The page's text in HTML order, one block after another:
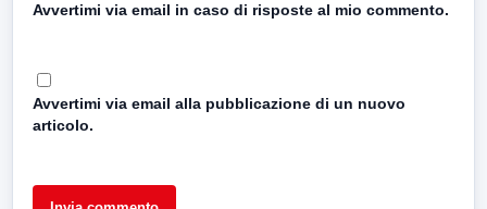
Avvertimi via email in caso di risposte al mio commento.
Avvertimi via email alla pubblicazione di un nuovo
articolo.